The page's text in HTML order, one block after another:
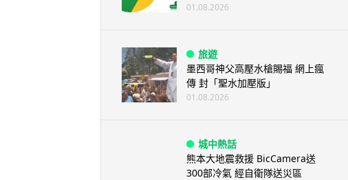
01.08.2026
旅遊
墨西哥神父高壓水槍賜福 網上瘋
傳 封「聖水加壓版」
01.08.2026
城中熱話
熊本大地震救援 BicCamera送
300部冷氣 經自衛隊送災區